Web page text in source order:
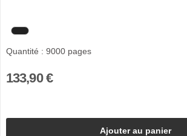
Quantité : 9000 pages
133,90 €
Ajouter au panier